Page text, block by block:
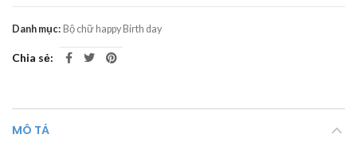
Danh mục: Bộ chữ happy Birth day
Chia sẻ
MÔ TẢ